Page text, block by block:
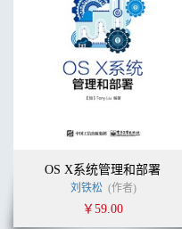
OS X系统管理和部署
刘铁松 (作者)
￥59.00